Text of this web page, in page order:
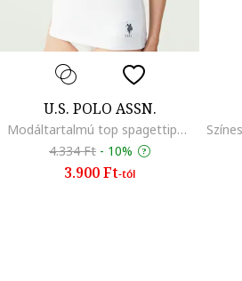
U.S. POLO ASSN.
Modáltartalmú top spagettipántokkal, Fehér
4.334 Ft - 10%
3.900 Ft-tól